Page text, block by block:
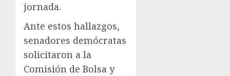
jornada.
Ante estos hallazgos,
senadores demócratas
solicitaron a la
Comisión de Bolsa y